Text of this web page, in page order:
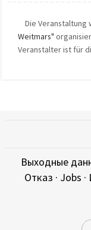
Die Veranstaltung
Weitmars"
Veranstalter ist für
Выходные
Отказ · Jobs ·